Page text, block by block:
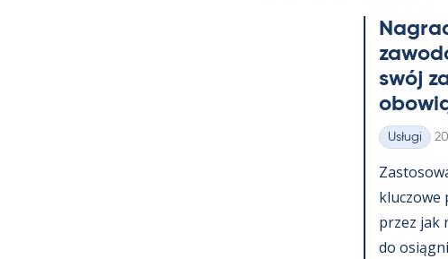
swój
Kategorie
Usługi
kluczowe
przez jak
do